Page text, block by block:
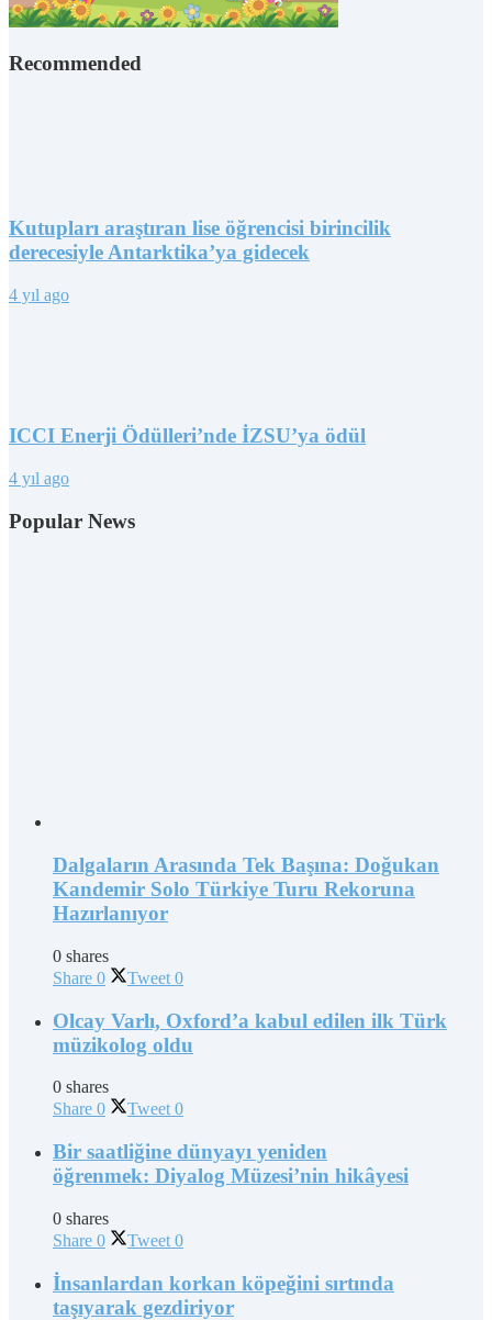
Recommended
Kutupları araştıran lise öğrencisi birincilik
derecesiyle Antarktika’ya gidecek
4 yıl ago
ICCI Enerji Ödülleri’nde İZSU’ya ödül
4 yıl ago
Popular News
Dalgaların Arasında Tek Başına: Doğukan
Kandemir Solo Türkiye Turu Rekoruna
Hazırlanıyor
0 shares
Share 0 Tweet 0
Olcay Varlı, Oxford’a kabul edilen ilk Türk
müzikolog oldu
0 shares
Share 0 Tweet 0
Bir saatliğine dünyayı yeniden
öğrenmek: Diyalog Müzesi’nin hikâyesi
0 shares
Share 0 Tweet 0
İnsanlardan korkan köpeğini sırtında
taşıyarak gezdiriyor